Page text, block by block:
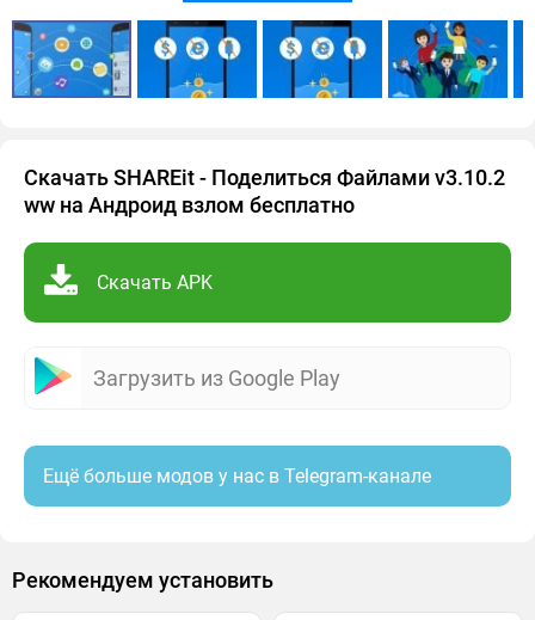
Скачать SHAREit - Поделиться Файлами v3.10.2
ww на Андроид взлом бесплатно
Скачать APK
Загрузить из Google Play
Ещё больше модов у нас в Telegram-канале
Рекомендуем установить